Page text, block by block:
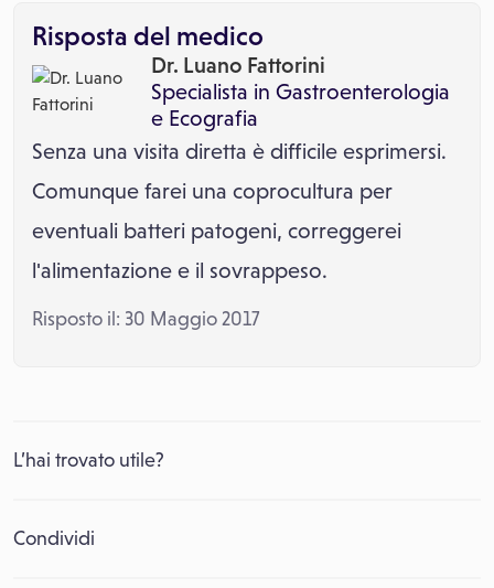
Risposta del medico
Dr. Luano Fattorini
Specialista in Gastroenterologia
e Ecografia
Senza una visita diretta è difficile esprimersi.
Comunque farei una coprocultura per
eventuali batteri patogeni, correggerei
l'alimentazione e il sovrappeso.
Risposto il: 30 Maggio 2017
L’hai trovato utile?
Condividi